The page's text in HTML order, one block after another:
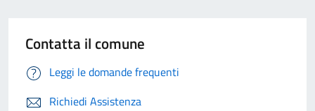
Contatta il comune
Leggi le domande frequenti
Richiedi Assistenza